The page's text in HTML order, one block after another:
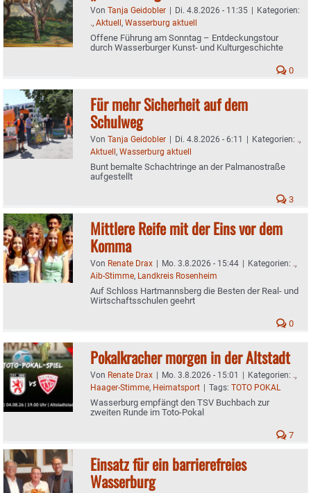
Von Tanja Geidobler | Di. 4.8.2026 - 11:35 | Kategorien:
., Aktuell, Wasserburg aktuell
Offene Führung am Sonntag – Entdeckungstour
durch Wasserburger Kunst- und Kulturgeschichte
0
Für mehr Sicherheit auf dem
Schulweg
Von Tanja Geidobler | Di. 4.8.2026 - 6:11 | Kategorien: .,
Aktuell, Wasserburg aktuell
Bunt bemalte Schachtringe an der Palmanostraße
aufgestellt
3
Mittlere Reife mit der Eins vor dem
Komma
Von Renate Drax | Mo. 3.8.2026 - 15:44 | Kategorien: .,
Aib-Stimme, Landkreis Rosenheim
Auf Schloss Hartmannsberg die Besten der Real- und
Wirtschaftsschulen geehrt
0
Pokalkracher morgen in der Altstadt
Von Renate Drax | Mo. 3.8.2026 - 15:01 | Kategorien: .,
Haager-Stimme, Heimatsport | Tags: TOTO POKAL
Wasserburg empfängt den TSV Buchbach zur
zweiten Runde im Toto-Pokal
7
Einsatz für ein barrierefreies
Wasserburg